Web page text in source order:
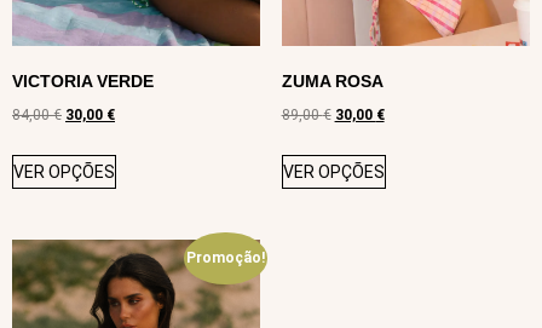
VICTORIA VERDE
84,00€ 30,00 €
VER OPÇÕES
ZUMA ROSA
89,00€ 30,00 €
VER OPÇÕES
Promoção!